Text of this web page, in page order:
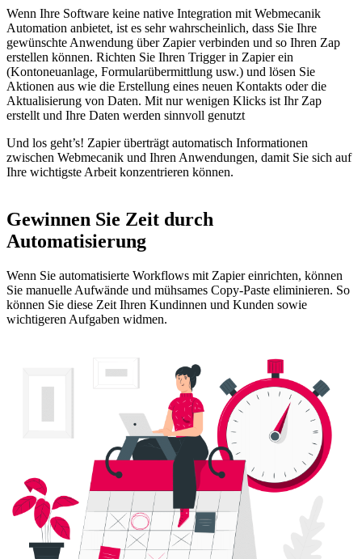
Wenn Ihre Software keine native Integration mit Webmecanik
Automation anbietet, ist es sehr wahrscheinlich, dass Sie Ihre
gewünschte Anwendung über Zapier verbinden und so Ihren Zap
erstellen können. Richten Sie Ihren Trigger in Zapier ein
(Kontoneuanlage, Formularübermittlung usw.) und lösen Sie
Aktionen aus wie die Erstellung eines neuen Kontakts oder die
Aktualisierung von Daten. Mit nur wenigen Klicks ist Ihr Zap
erstellt und Ihre Daten werden sinnvoll genutzt
Und los geht’s! Zapier überträgt automatisch Informationen
zwischen Webmecanik und Ihren Anwendungen, damit Sie sich auf
Ihre wichtigste Arbeit konzentrieren können.
Gewinnen Sie Zeit durch
Automatisierung
Wenn Sie automatisierte Workflows mit Zapier einrichten, können
Sie manuelle Aufwände und mühsames Copy-Paste eliminieren. So
können Sie diese Zeit Ihren Kundinnen und Kunden sowie
wichtigeren Aufgaben widmen.